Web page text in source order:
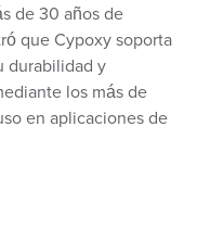
de 30 años de
que Cypoxy soporta
durabilidad y
los más de
en aplicaciones de